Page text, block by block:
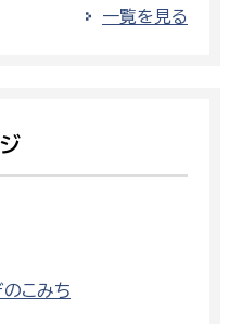
一覧を見る
のこみち